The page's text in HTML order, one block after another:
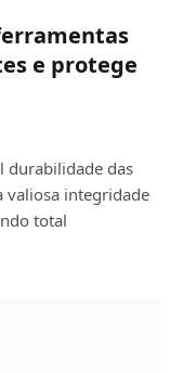
e protege
durabilidade das
valiosa integridade
total